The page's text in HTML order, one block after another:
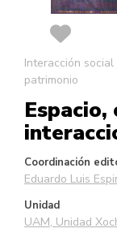
Saltar
galería
imágenes
Interacción social
patrimonio
Coordinación
Eduardo Luis
Unidad
UAM, Unidad